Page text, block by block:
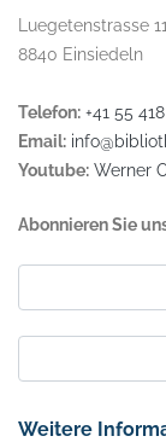
Luegetenstrasse 11
8840 Einsiedeln
Telefon: +41 55
Email:
Youtube: Werner
Abonnieren Sie
Weitere